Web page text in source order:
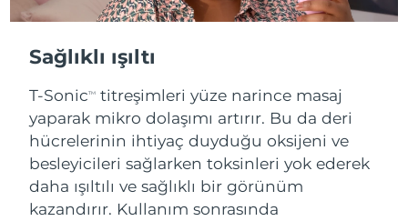
Sağlıklı ışıltı
T-SonicTM
titreşimleri yüze narince masaj
yaparak mikro dolaşımı artırır. Bu da deri
hücrelerinin ihtiyaç duyduğu oksijeni ve
besleyicileri sağlarken toksinleri yok ederek
daha ışıltılı ve sağlıklı bir görünüm
kazandırır. Kullanım sonrasında